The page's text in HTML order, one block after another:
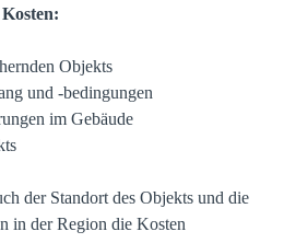
Objekts
und -bedingungen
im Gebäude
der Standort des Objekts und die
in der Region die Kosten